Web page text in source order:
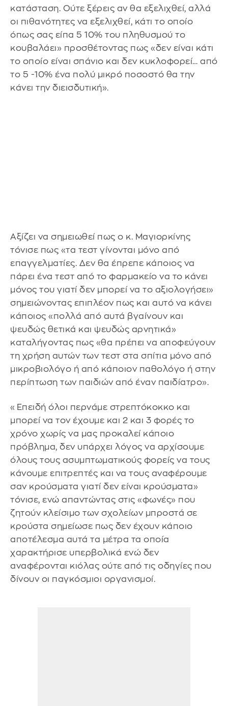
κατάσταση. Ούτε ξέρεις αν θα εξελιχθεί, αλλά
οι πιθανότητες να εξελιχθεί, κάτι το οποίο
όπως σας είπα 5 10% του πληθυσμού το
κουβαλάει» προσθέτοντας πως «δεν είναι κάτι
το οποίο είναι σπάνιο και δεν κυκλοφορεί… από
το 5 -10% ένα πολύ μικρό ποσοστό θα την
κάνει την διεισδυτική».
Αξίζει να σημειωθεί πως ο κ. Μαγιορκίνης
τόνισε πως «τα τεστ γίνονται μόνο από
επαγγελματίες. Δεν θα έπρεπε κάποιος να
πάρει ένα τεστ από το φαρμακείο να το κάνει
μόνος του γιατί δεν μπορεί να το αξιολογήσει»
σημειώνοντας επιπλέον πως και αυτό να κάνει
κάποιος «πολλά από αυτά βγαίνουν και
ψευδώς θετικά και ψευδώς αρνητικά»
καταλήγοντας πως «θα πρέπει να αποφεύγουν
τη χρήση αυτών των τεστ στα σπίτια μόνο από
μικροβιολόγο ή από κάποιον παθολόγο ή στην
περίπτωση των παιδιών από έναν παιδίατρο».
«Επειδή όλοι περνάμε στρεπτόκοκκο και
μπορεί να τον έχουμε και 2 και 3 φορές το
χρόνο χωρίς να μας προκαλεί κάποιο
πρόβλημα, δεν υπάρχει λόγος να αρχίσουμε
όλους τους ασυμπτωματικούς φορείς να τους
κάνουμε επιτρεπτές και να τους αναφέρουμε
σαν κρούσματα γιατί δεν είναι κρούσματα»
τόνισε, ενώ απαντώντας στις «φωνές» που
ζητούν κλείσιμο των σχολείων μπροστά σε
κρούστα σημείωσε πως δεν έχουν κάποιο
αποτέλεσμα αυτά τα μέτρα τα οποία
χαρακτήρισε υπερβολικά ενώ δεν
αναφέρονται κιόλας ούτε από τις οδηγίες που
δίνουν οι παγκόσμιοι οργανισμοί.